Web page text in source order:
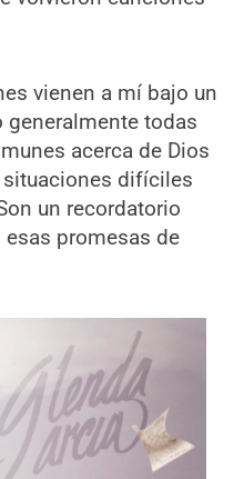
vienen a mí bajo un
generalmente todas
acerca de Dios
difíciles
un recordatorio
promesas de